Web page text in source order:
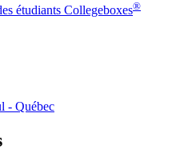
étudiants Collegeboxes®
- Québec